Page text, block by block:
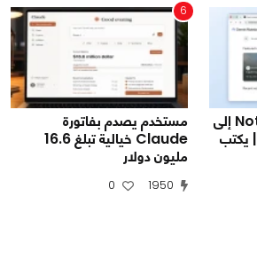
جوجل تغيّر NotebookLM إلى
Gemini Notebook | يكتب
6
مستخدم يصدم بفاتورة
Claude خيالية تبلغ 16.6
مليون دولار
1950
0